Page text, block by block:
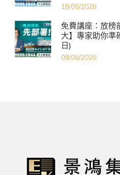
18/06/2026
免費講座：放榜
大】專家助你準
日)
08/06/2026